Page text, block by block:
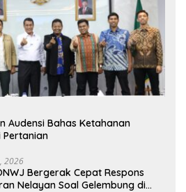
Audensi Bahas Ketahanan
Pertanian
2026
Bergerak Cepat Respons
Nelayan Soal Gelembung di